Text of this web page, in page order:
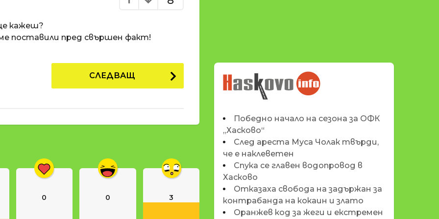
кажеш?
поставили пред свършен факт!
СЛЕДВАЩ
0 0 3
НОВИНИТЕ НА
HASKOVO.INFO
Победно начало на сезона за ОФК
„Хасково“
След ареста Муса Чолак твърди,
че е наклеветен
Спука се главен водопровод в
Хасково
Отказаха свобода на задържан за
контрабанда на кокаин и злато
Оранжев код за жеги и екстремен